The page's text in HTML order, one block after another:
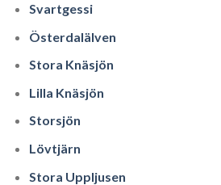
Svartgessi
Österdalälven
Stora Knäsjön
Lilla Knäsjön
Storsjön
Lövtjärn
Stora Uppljusen